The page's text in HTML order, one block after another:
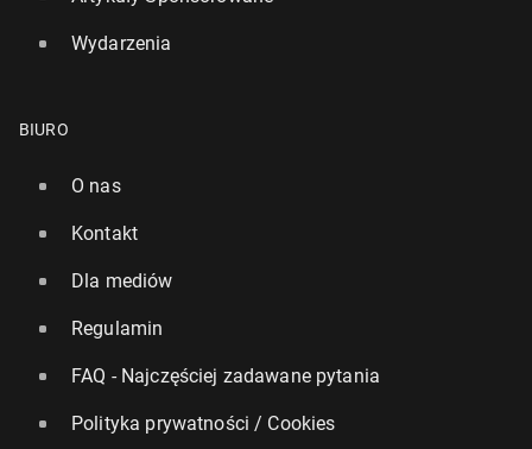
Wydarzenia
BIURO
O nas
Kontakt
Dla mediów
Regulamin
FAQ - Najczęściej zadawane pytania
Polityka prywatności / Cookies